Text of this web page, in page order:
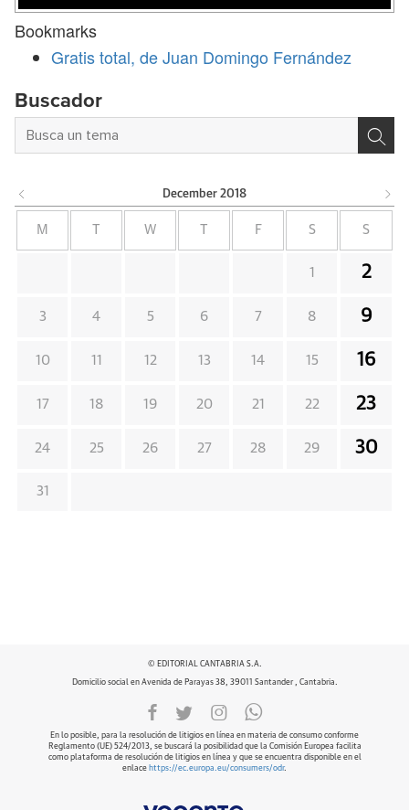
Bookmarks
Gratis total, de Juan Domingo Fernández
Buscador
December 2018
M W F S S
1 2
3 4 5 6 7 8 9
10 11 12 13 14 15 16
17 18 19 20 21 22 23
24 25 26 27 28 29 30
31
© EDITORIAL CANTABRIA S.A.
Domicilio social en Avenida de Parayas 38, 39011 Santander , Cantabria.
En lo posible, para la resolución de litigios en línea en materia de consumo conforme
Reglamento (UE) 524/2013, se buscará la posibilidad que la Comisión Europea facilita
como plataforma de resolución de litigios en línea y que se encuentra disponible en el
enlace https://ec.europa.eu/consumers/odr.